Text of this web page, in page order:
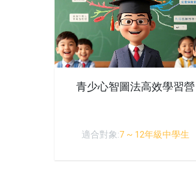
青少心智圖法高效學習營
適合對象:7 ~ 12年級中學生